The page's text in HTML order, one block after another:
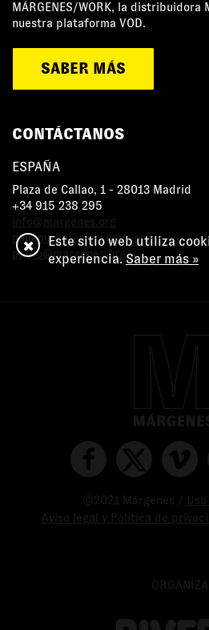
MÁRGENES/WORK, la
nuestra plataforma VOD.
SABER MÁS
CONTÁCTANOS
ESPAÑA
Plaza de Callao, 1 - 28013 Madrid
+34 915 238 295
info@margenes.org
annamaria@margenes.org
pablo@margenes.org
©2021 Márgenes /
Aviso legal y Política de
ORGANIZA
Este sitio web utiliza
experiencia.Saber más »